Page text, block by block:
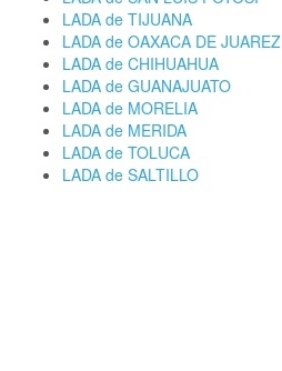
LADA de TIJUANA
LADA de OAXACA DE JUAREZ
LADA de CHIHUAHUA
LADA de GUANAJUATO
LADA de MORELIA
LADA de MERIDA
LADA de TOLUCA
LADA de SALTILLO